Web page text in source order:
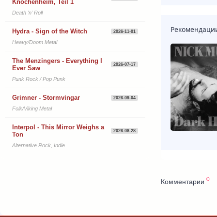
Комментарии 0
Knochenheim, Teil 1
Death 'n' Roll
Hydra - Sign of the Witch 2026-11-01
Heavy/Doom Metal
The Menzingers - Everything I
Ever Saw
2026-07-17
Punk Rock / Pop Punk
Grimner - Stormvingar 2026-09-04
Folk/Viking Metal
Interpol - This Mirror Weighs a
Ton
2026-08-28
Alternative Rock, Indie